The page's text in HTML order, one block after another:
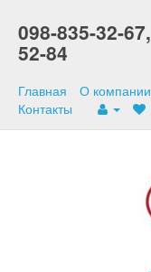
098-835-32-67,
52-84
Главная О компании
Контакты